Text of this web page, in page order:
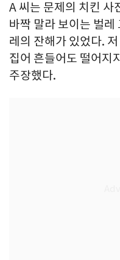
A 씨는 문제의 치킨 사
바짝 말라 보이는 벌레
레의 잔해가 있었다.
집어 흔들어도 떨어지
주장했다.